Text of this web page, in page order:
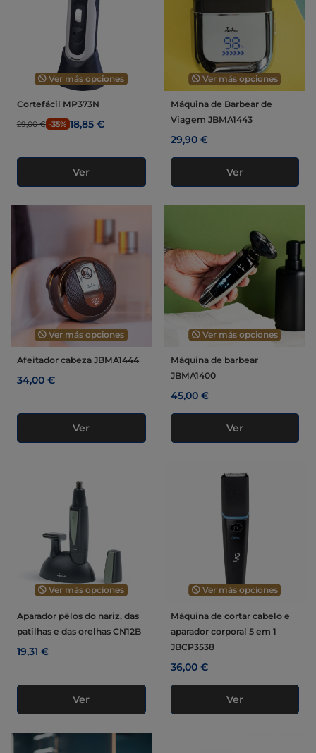
Ver más opciones
Cortefácil MP373N
29,00 € -35% 18,85 €
Ver
Ver más opciones
Máquina de Barbear de
Viagem JBMA1443
29,90 €
Ver
Ver más opciones
Afeitador cabeza JBMA1444
34,00 €
Ver
Ver más opciones
Máquina de barbear
JBMA1400
45,00 €
Ver
Ver más opciones
Aparador pêlos do nariz, das
patilhas e das orelhas CN12B
19,31 €
Ver
Ver más opciones
Máquina de cortar cabelo e
aparador corporal 5 em 1
JBCP3538
36,00 €
Ver